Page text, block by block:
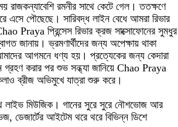
রাজকন্যাবেশি রমনীর সাথে কেটে গেল। ততক্ষণে
এসে পৌছেছে। সারিবদ্ধ লাইন বেধে আমরা রিভার
Praya প্রিন্সেস রিভার ক্রজ সাক্সোফোনের সুমধুর
জানায়। ভ্রমণার্থীদের জন্য অপেক্ষায় থাকা
আমাদের আগমনে ধণ্য হয়। প্রত্যেকের জন্য কেদারা
গ্রহণ করার পর শুভ সন্ধ্যা জানিয়ে Chao Praya
ব্রীজ অভিমুখে যাত্রা শুরু করে।
লাইভ মিউজিক। গানের সুরে সুরে নৌশভোজ আর
ডেজার্টের আইটেম থরে থরে বিভিন্ন ডিশে